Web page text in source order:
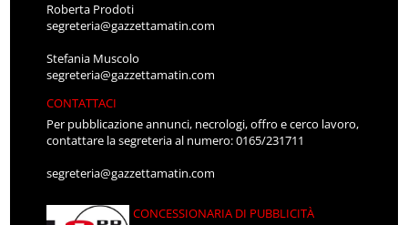
Roberta Prodoti
segreteria@gazzettamatin.com
Stefania Muscolo
segreteria@gazzettamatin.com
CONTATTACI
Per pubblicazione annunci, necrologi, offro e cerco lavoro,
contattare la segreteria al numero: 0165/231711
segreteria@gazzettamatin.com
CONCESSIONARIA DI PUBBLICITÀ